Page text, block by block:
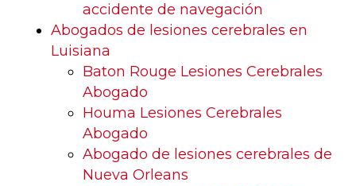
accidente de navegación
Abogados de lesiones cerebrales en
Luisiana
Baton Rouge Lesiones Cerebrales
Abogado
Houma Lesiones Cerebrales
Abogado
Abogado de lesiones cerebrales de
Nueva Orleans